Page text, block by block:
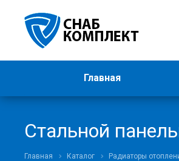
Главная
Стальной
Главная Каталог Радиаторы